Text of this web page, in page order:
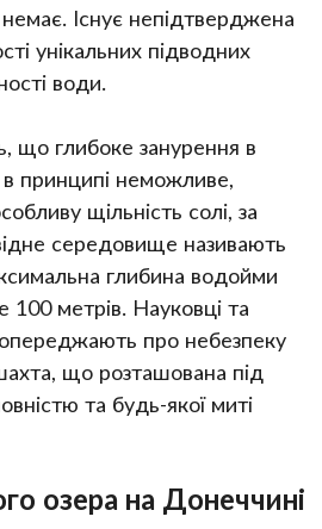
Існує непідтверджена
унікальних підводних
води.
що глибоке занурення в
принципі неможливе,
щільність солі, за
середовище називають
глибина водойми
100 метрів. Науковці та
про небезпеку
що розташована під
та будь-якої миті
озера на Донеччині